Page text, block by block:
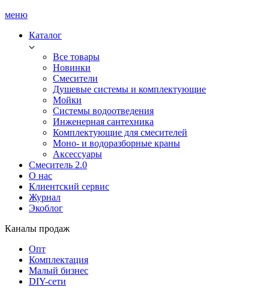
меню
Каталог
Все товары
Новинки
Смесители
Душевые системы и комплектующие
Мойки
Системы водоотведения
Инженерная сантехника
Комплектующие для смесителей
Моно- и водоразборные краны
Аксессуары
Смеситель 2.0
О нас
Клиентский сервис
Журнал
Экоблог
Каналы продаж
Опт
Комплектация
Малый бизнес
DIY-сети